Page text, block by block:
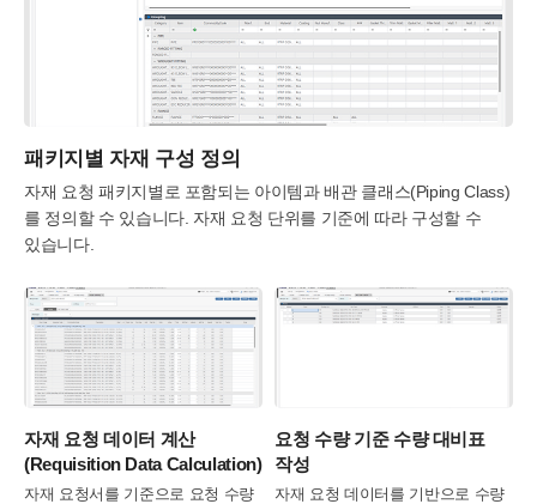
패키지별 자재 구성 정의
자재 요청 패키지별로 포함되는 아이템과 배관 클래스(Piping Class)
를 정의할 수 있습니다. 자재 요청 단위를 기준에 따라 구성할 수
있습니다.
자재 요청 데이터 계산
(Requisition Data Calculation)
자재 요청서를 기준으로 요청 수량
요청 수량 기준 수량 대비표
작성
자재 요청 데이터를 기반으로 수량